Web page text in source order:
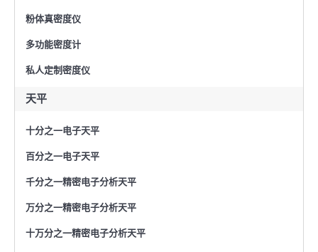
粉体真密度仪
多功能密度计
私人定制密度仪
天平
十分之一电子天平
百分之一电子天平
千分之一精密电子分析天平
万分之一精密电子分析天平
十万分之一精密电子分析天平